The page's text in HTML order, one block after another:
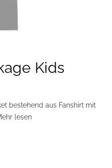
Kids
bestehend aus Fanshirt mit
lesen